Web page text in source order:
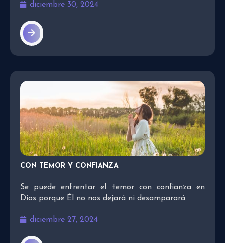
diciembre 30, 2024
CON TEMOR Y CONFIANZA
Se puede enfrentar el temor con confianza en
Dios porque Él no nos dejará ni desamparará.
diciembre 27, 2024